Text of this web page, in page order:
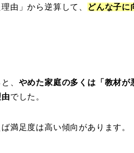
由」から逆算して、
どんな子に
、 やめた家庭の多くは「教材が
でした。
満足度は高い傾向があります。